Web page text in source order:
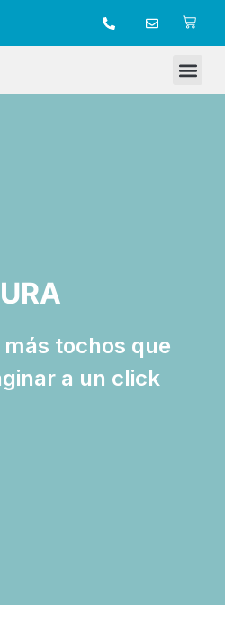
tochos que
a un click